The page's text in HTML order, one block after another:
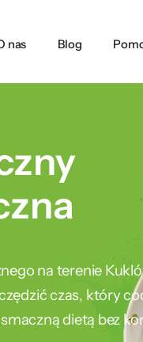
nas Blog
na terenie
czas, który
dietą bez